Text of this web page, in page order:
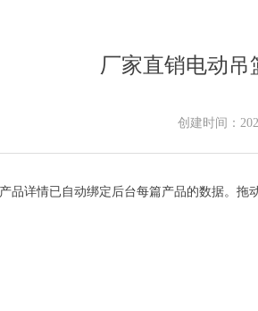
厂家直销电动
品详情已自动绑定后台每篇产品的数据。
创建时间：